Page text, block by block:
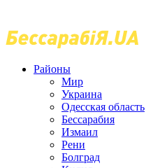
Районы
Мир
Украина
Одесская область
Бессарабия
Измаил
Рени
Болград